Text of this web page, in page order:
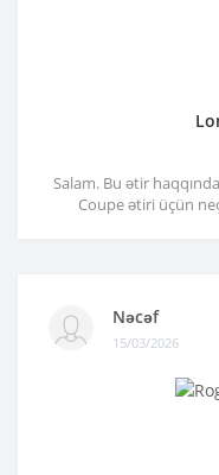
Salam. Bu ətir
Coupe ətiri üçün
Nəcəf
15/03/2026